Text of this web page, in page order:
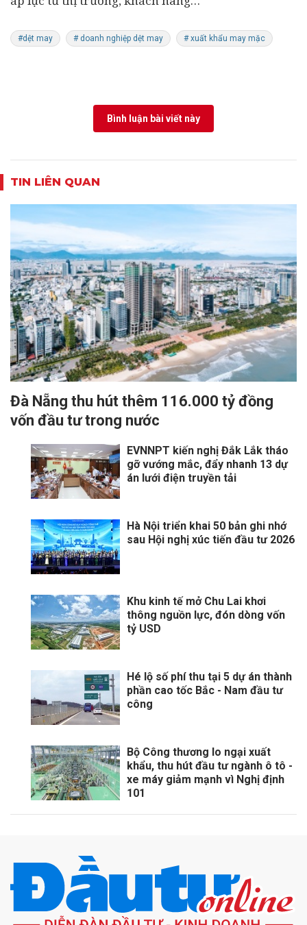
#dệt may # doanh nghiệp dệt may # xuất khẩu may mặc
Bình luận bài viết này
TIN LIÊN QUAN
Đà Nẵng thu hút thêm 116.000 tỷ đồng
vốn đầu tư trong nước
EVNNPT kiến nghị Đắk Lắk tháo
gỡ vướng mắc, đẩy nhanh 13 dự
án lưới điện truyền tải
Hà Nội triển khai 50 bản ghi nhớ
sau Hội nghị xúc tiến đầu tư 2026
Khu kinh tế mở Chu Lai khơi
thông nguồn lực, đón dòng vốn
tỷ USD
Hé lộ số phí thu tại 5 dự án thành
phần cao tốc Bắc - Nam đầu tư
công
Bộ Công thương lo ngại xuất
khẩu, thu hút đầu tư ngành ô tô -
xe máy giảm mạnh vì Nghị định
101